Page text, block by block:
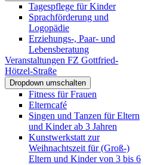
Tagespflege für Kinder
Sprachförderung und
Logopädie
Erziehungs-, Paar- und
Lebensberatung
Veranstaltungen FZ Gottfried-
Hötzel-Straße
Dropdown umschalten
Fitness für Frauen
Elterncafé
Singen und Tanzen für Eltern
und Kinder ab 3 Jahren
Kunstwerkstatt zur
Weihnachtszeit für (Groß-)
Eltern und Kinder von 3 bis 6